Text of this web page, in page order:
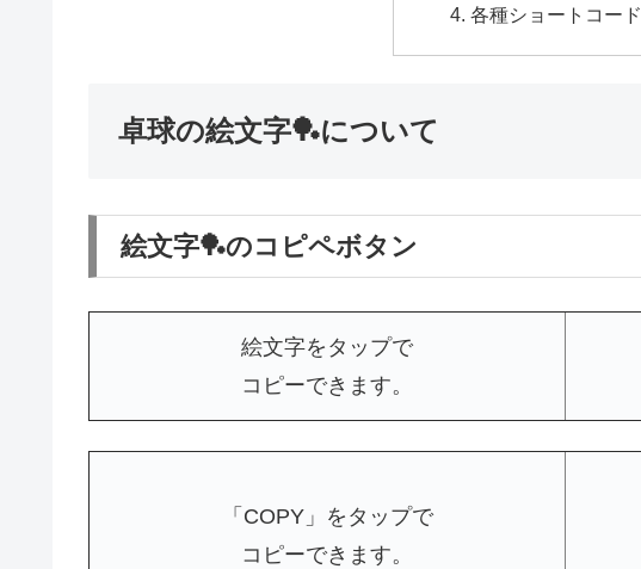
各種ショートコード
卓球の絵文字🏓について
絵文字🏓のコピペボタン
絵文字をタップで
コピーできます。
「COPY」をタップで
コピーできます。